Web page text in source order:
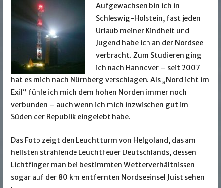
Aufgewachsen bin ich in
Schleswig-Holstein, fast jeden
Urlaub meiner Kindheit und
Jugend habe ich an der Nordsee
verbracht. Zum Studieren ging
ich nach Hannover – seit 2007
hat es mich nach Nürnberg verschlagen. Als „Nordlicht im
Exil“ fühle ich mich dem hohen Norden immer noch
verbunden – auch wenn ich mich inzwischen gut im
Süden der Republik eingelebt habe.
Das Foto zeigt den Leuchtturm von Helgoland, das am
hellsten strahlende Leuchtfeuer Deutschlands, dessen
Lichtfinger man bei bestimmten Wetterverhältnissen
sogar auf der 80 km entfernten Nordseeinsel Juist sehen